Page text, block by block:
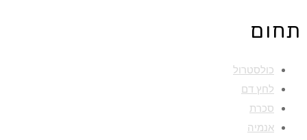
תחום
כולסטרול
לחץ דם
סכרת
אנמיה